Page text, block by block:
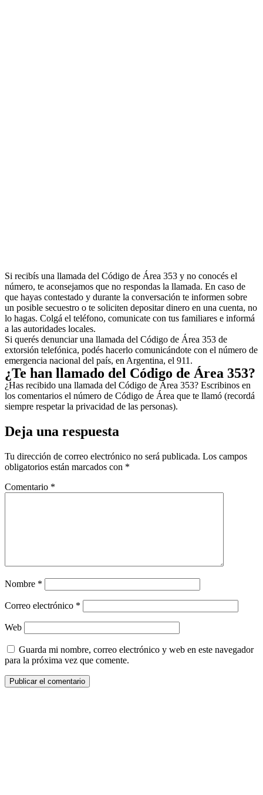
Si recibís una llamada del Código de Área 353 y no conocés el
número, te aconsejamos que no respondas la llamada. En caso de
que hayas contestado y durante la conversación te informen sobre
un posible secuestro o te soliciten depositar dinero en una cuenta, no
lo hagas. Colgá el teléfono, comunicate con tus familiares e informá
a las autoridades locales.
Si querés denunciar una llamada del Código de Área 353 de
extorsión telefónica, podés hacerlo comunicándote con el número de
emergencia nacional del país, en Argentina, el 911.
¿Te han llamado del Código de Área 353?
¿Has recibido una llamada del Código de Área 353? Escribinos en
los comentarios el número de Código de Área que te llamó (recordá
siempre respetar la privacidad de las personas).
Deja una respuesta
Tu dirección de correo electrónico no será publicada. Los campos
obligatorios están marcados con *
Comentario *
Nombre *
Correo electrónico *
Web
Guarda mi nombre, correo electrónico y web en este navegador
para la próxima vez que comente.